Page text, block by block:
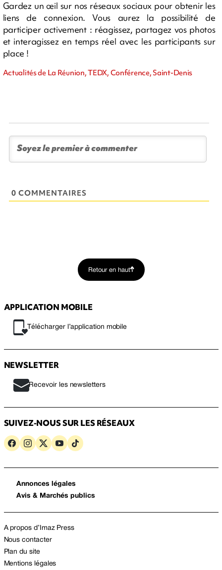
Gardez un œil sur nos réseaux sociaux pour obtenir les
liens de connexion. Vous aurez la possibilité de
participer activement : réagissez, partagez vos photos
et interagissez en temps réel avec les participants sur
place !
Actualités de La Réunion, TEDX, Conférence, Saint-Denis
0 COMMENTAIRES
Retour en haut
APPLICATION MOBILE
Télécharger l’application mobile
NEWSLETTER
Recevoir les newsletters
SUIVEZ-NOUS SUR LES RÉSEAUX
Annonces légales
Avis & Marchés publics
A propos d’Imaz Press
Nous contacter
Plan du site
Mentions légales